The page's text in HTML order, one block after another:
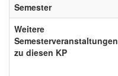
Semester
Weitere
Semesterveranstaltungen
zu diesen KP